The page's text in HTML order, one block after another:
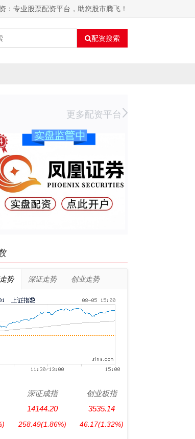
：专业股票配资平台，助您股市腾飞！
配资搜索
更多配资平台
势 深证走势 创业走势
深证成指
14144.20
258.49(1.86%)
创业板指
3535.14
46.17(1.32%)